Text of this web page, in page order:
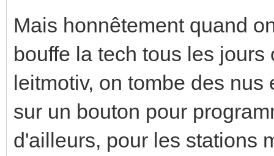
Mais honnêtement quand
bouffe la tech tous les
leitmotiv, on tombe des
sur un bouton pour
d'ailleurs, pour les stations